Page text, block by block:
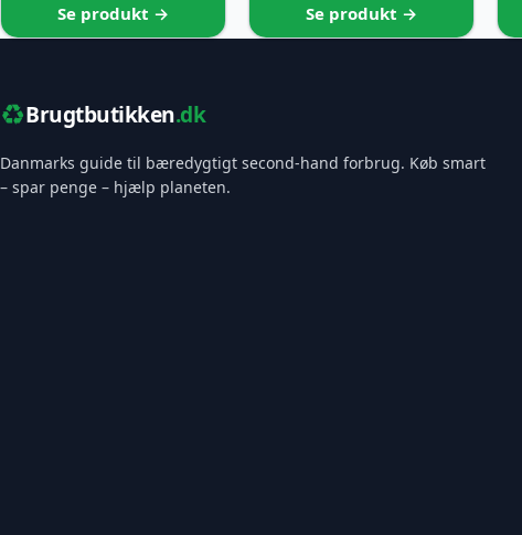
Se produkt → Se produkt →
♻️Brugtbutikken.dk
Danmarks guide til bæredygtigt second-hand forbrug. Køb smart
– spar penge – hjælp planeten.